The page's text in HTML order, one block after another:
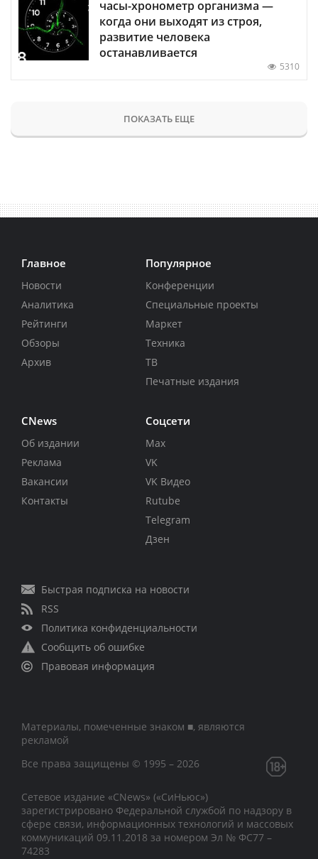
часы-хронометр организма —
когда они выходят из строя,
развитие человека
останавливается
5310
ПОКАЗАТЬ ЕЩЕ
Главное
Новости
Аналитика
Рейтинги
Обзоры
Архив
Популярное
Конференции
Специальные проекты
Маркет
Техника
ТВ
Печатные издания
CNews
Об издании
Реклама
Вакансии
Контакты
Соцсети
Max
VK
VK Видео
Rutube
Telegram
Дзен
Быстрая подписка на новости
RSS
Политика конфиденциальности
Сообщить об ошибке
Правовая информация
Материалы, помеченные знаком ■, являются
рекламой
Все права защищены © 1995 – 2026
Сетевое издание «CNews» («СиНьюс»)
зарегистрировано Федеральной службой по надзору в
сфере связи, информационных технологий и массовых
коммуникаций 09.11.2018 за номером Эл № ФС77 –
74283